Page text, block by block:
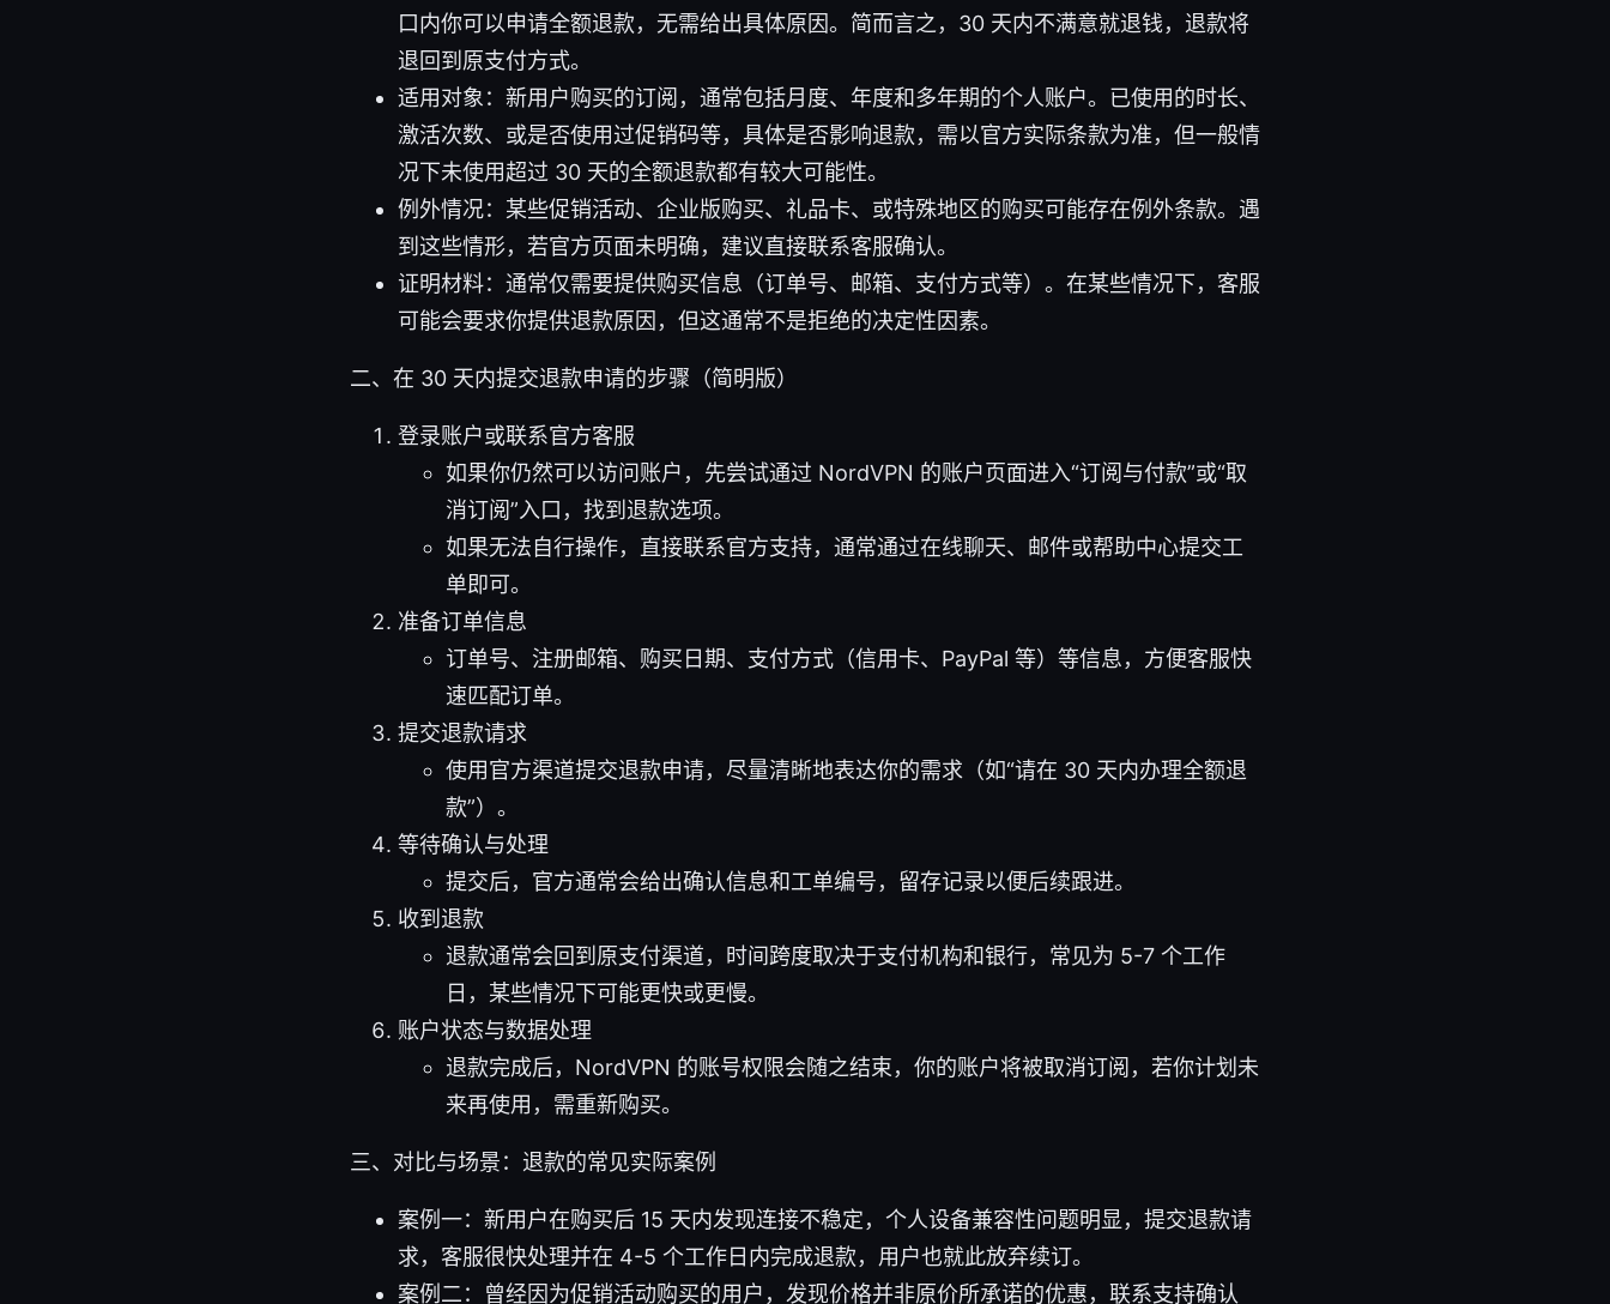
口内你可以申请全额退款，无需给出具体原因。简而言之，30 天内不满意就退钱，退款将
退回到原支付方式。
适用对象：新用户购买的订阅，通常包括月度、年度和多年期的个人账户。已使用的时长、
激活次数、或是否使用过促销码等，具体是否影响退款，需以官方实际条款为准，但一般情
况下未使用超过 30 天的全额退款都有较大可能性。
例外情况：某些促销活动、企业版购买、礼品卡、或特殊地区的购买可能存在例外条款。遇
到这些情形，若官方页面未明确，建议直接联系客服确认。
证明材料：通常仅需要提供购买信息（订单号、邮箱、支付方式等）。在某些情况下，客服
可能会要求你提供退款原因，但这通常不是拒绝的决定性因素。
二、在 30 天内提交退款申请的步骤（简明版）
登录账户或联系官方客服
如果你仍然可以访问账户，先尝试通过 NordVPN 的账户页面进入“订阅与付款”或“取
消订阅”入口，找到退款选项。
如果无法自行操作，直接联系官方支持，通常通过在线聊天、邮件或帮助中心提交工
单即可。
准备订单信息
订单号、注册邮箱、购买日期、支付方式（信用卡、PayPal 等）等信息，方便客服快
速匹配订单。
提交退款请求
使用官方渠道提交退款申请，尽量清晰地表达你的需求（如“请在 30 天内办理全额退
款”）。
等待确认与处理
提交后，官方通常会给出确认信息和工单编号，留存记录以便后续跟进。
收到退款
退款通常会回到原支付渠道，时间跨度取决于支付机构和银行，常见为 5-7 个工作
日，某些情况下可能更快或更慢。
账户状态与数据处理
退款完成后，NordVPN 的账号权限会随之结束，你的账户将被取消订阅，若你计划未
来再使用，需重新购买。
三、对比与场景：退款的常见实际案例
案例一：新用户在购买后 15 天内发现连接不稳定，个人设备兼容性问题明显，提交退款请
求，客服很快处理并在 4-5 个工作日内完成退款，用户也就此放弃续订。
案例二：曾经因为促销活动购买的用户，发现价格并非原价所承诺的优惠，联系支持确认